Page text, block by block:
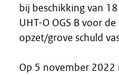
bij beschikking van
UHT-O OGS B voor
opzet/grove schuld
Op 5 november 2022